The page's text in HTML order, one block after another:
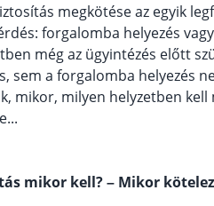
megkötése az egyik
forgalomba helyezés
még az ügyintézés előtt
sem a forgalomba helyezés
mikor, milyen helyzetben
mikor kell? – Mikor